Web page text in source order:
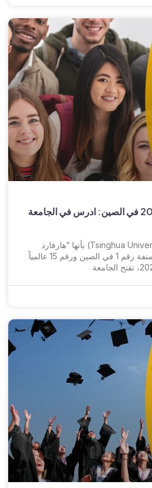
منحة جامعة تسينغوا 2026 في الصين: ادرس في الجامعة
تُعرف جامعة تسينغوا (Tsinghua University) بأنها “هارفارد
الشرق”، وهي الجامعة المصنفة رقم 1 في الصين ورقم 15 عالمياً